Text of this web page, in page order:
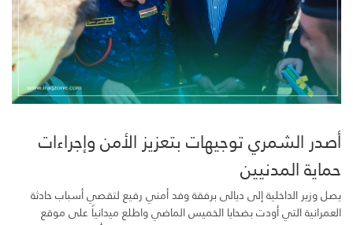
أصدر الشمري توجيهات بتعزيز الأمن وإجراءات
حماية المدنيين
يصل وزير الداخلية إلى ديالى برفقة وفد أمني رفيع لتقصي أسباب حادثة
العمرانية التي أودت بضحايا الخميس الماضي واطلع ميدانياً على موقع